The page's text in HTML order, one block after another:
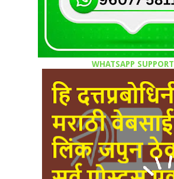
WHATSAPP SUPPORT